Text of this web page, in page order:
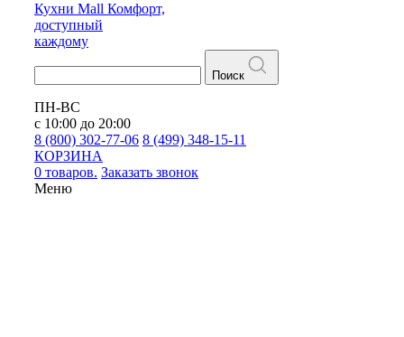
Кухни Mall Комфорт,
доступный
каждому
Поиск
ПН-ВС
с 10:00 до 20:00
8 (800) 302-77-06 8 (499) 348-15-11
КОРЗИНА
0 товаров. Заказать звонок
Меню